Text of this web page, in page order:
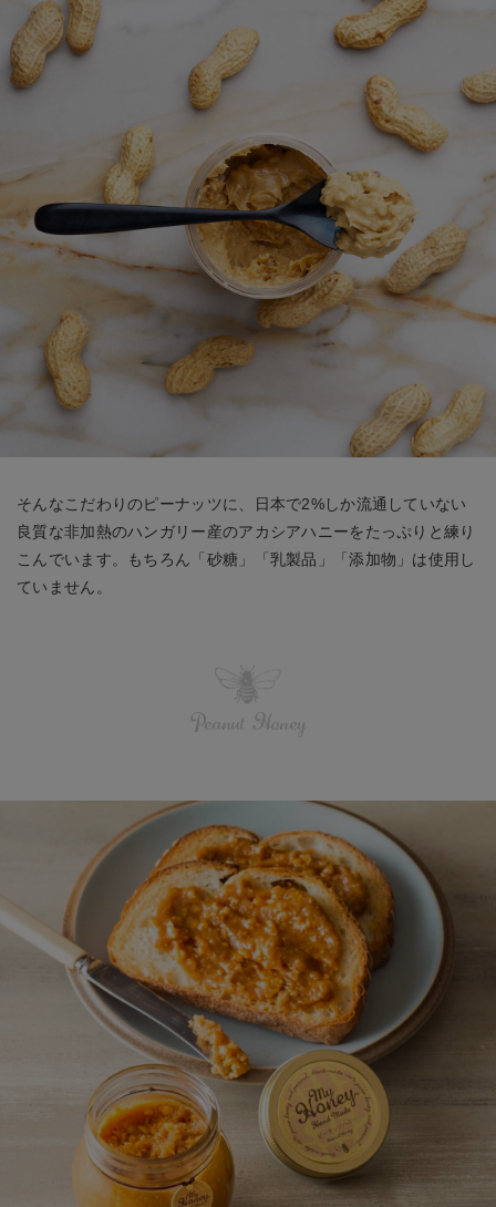
そんなこだわりのピーナッツに、日本で2%しか流通していない
良質な非加熱のハンガリー産のアカシアハニーをたっぷりと練り
こんでいます。もちろん「砂糖」「乳製品」「添加物」は使用し
ていません。
Peanut Honey